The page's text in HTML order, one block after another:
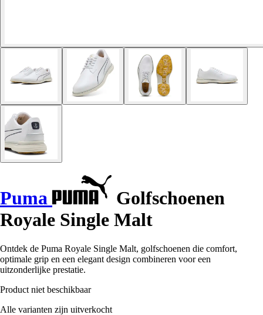
Puma
Golfschoenen
Royale Single Malt
Ontdek de Puma Royale Single Malt, golfschoenen die comfort,
optimale grip en een elegant design combineren voor een
uitzonderlijke prestatie.
Product niet beschikbaar
Alle varianten zijn uitverkocht